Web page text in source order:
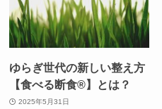
ゆらぎ世代の新しい整え方
【食べる断食®】とは？
2025年5月31日